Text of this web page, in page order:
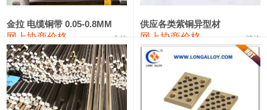
铸造铝合金锭(A380） 26,300—26,500 26,400 100
铝合金ADC12 24,200—24,400 100
铸造铝合金锭(ZL102) 24,300—24,500 24,400
金拉 电缆铜带 0.05-0.8MM
网上协商价格 金拉
供应各类紫铜异型材
网上协商价格 骏达